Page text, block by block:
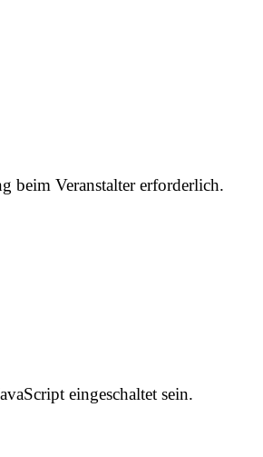
beim Veranstalter erforderlich.
eingeschaltet sein.